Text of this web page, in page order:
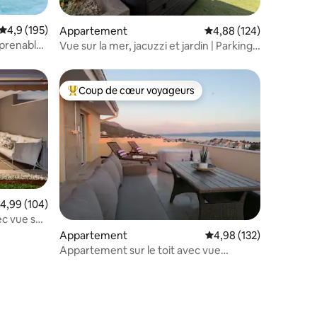
: 4,88 sur 5
moyenne sur la base de 195 commentaires : 4,9 sur 5
4,9 (195)
Appartement Évaluation moyenne
4,88 (124)
Vue sur la mer, jacuzzi et jardin | Parking
: 5 sur 5
appréciés
moyenne sur la base de 104 commentaires : 4,99 sur 5
4,99 (104)
vue sur
Coups de cœur voyageurs les plus appréciés
Coup de cœur voyageurs
Appartement Évaluation moyenne
4,98 (132)
Appartement sur le toit avec vue